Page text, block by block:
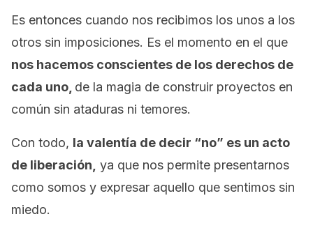
Es entonces cuando nos recibimos los unos a los
otros sin imposiciones. Es el momento en el que
nos hacemos conscientes de los derechos de
cada uno, de la magia de construir proyectos en
común sin ataduras ni temores.
Con todo, la valentía de decir “no” es un acto
de liberación, ya que nos permite presentarnos
como somos y expresar aquello que sentimos sin
miedo.